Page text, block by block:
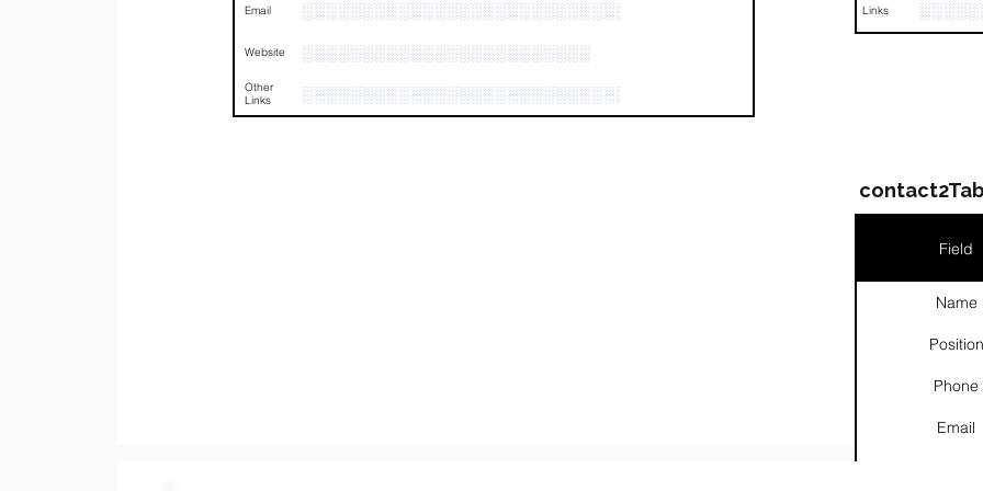
Email
Website ░░░░░░░░░░░░░░░░░░░░░░░░
Other
Links
Links
Field
Name
Position
Phone
Email